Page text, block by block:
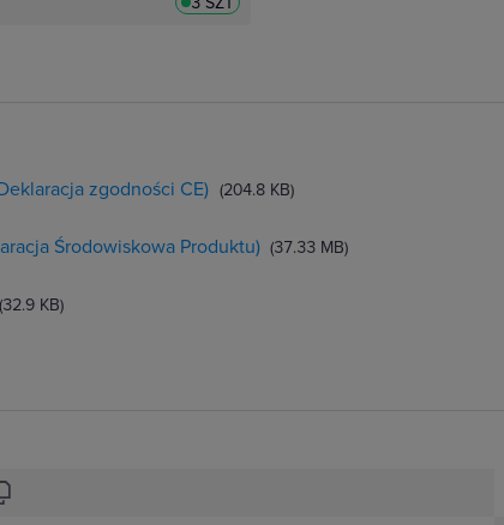
zgodności CE) (204.8 KB)
Środowiskowa Produktu) (37.33 MB)
(32.9 KB)